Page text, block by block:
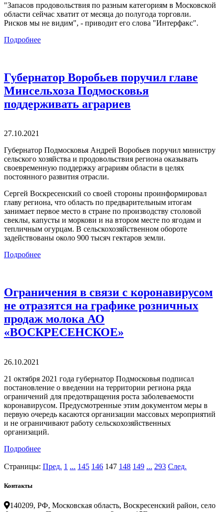
"Запасов продовольствия по разным категориям в Московской
области сейчас хватит от месяца до полугода торговли.
Рисков мы не видим", - приводит его слова "Интерфакс".
Подробнее
Губернатор Воробьев поручил главе
Минсельхоза Подмосковья
поддерживать аграриев
27.10.2021
Губернатор Подмосковья Андрей Воробьев поручил министру
сельского хозяйства и продовольствия региона оказывать
своевременную поддержку аграриям области в целях
постоянного развития отрасли.
Сергей Воскресенский со своей стороны проинформировал
главу региона, что область по предварительным итогам
занимает первое место в стране по производству столовой
свеклы, капусты и моркови и на втором месте по ягодам и
тепличным огурцам. В сельскохозяйственном обороте
задействованы около 900 тысяч гектаров земли.
Подробнее
Ограничения в связи с коронавирусом
не отразятся на графике розничных
продаж молока АО
«ВОСКРЕСЕНСКОЕ»
26.10.2021
21 октября 2021 года губернатор Подмосковья подписал
постановление о введении на территории региона ряда
ограничений для предотвращения роста заболеваемости
коронавирусом. Предусмотренные этим документом меры в
первую очередь касаются организации массовых мероприятий
и не ограничивают работу сельскохозяйственных
организаций.
Подробнее
Страницы: Пред. 1 ... 145 146 147 148 149 ... 293 След.
Контакты
140209, РФ, Московская область, Воскресенский район, село